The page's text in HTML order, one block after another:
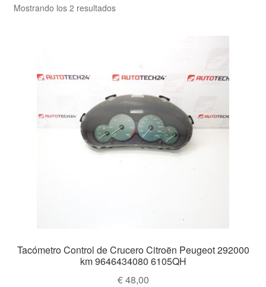
Mostrando los 2 resultadosOrdenado
Tacómetro Control de Crucero Citroën Peugeot 292000
km 9646434080 6105QH
€48,00